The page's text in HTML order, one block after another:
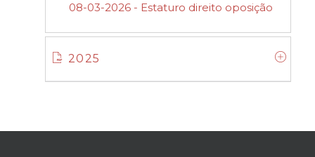
08-03-2026 - Estaturo direito oposição
2025